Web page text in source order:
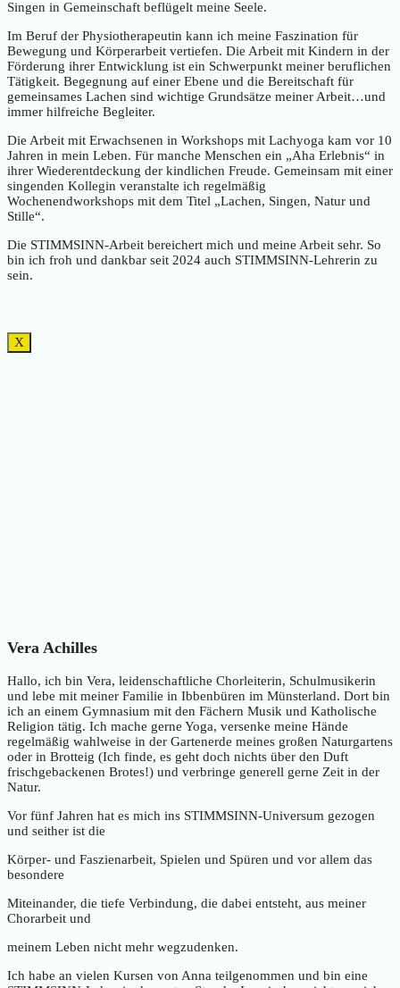
Singen in Gemeinschaft beflügelt meine Seele.
Im Beruf der Physiotherapeutin kann ich meine Faszination für
Bewegung und Körperarbeit vertiefen. Die Arbeit mit Kindern in der
Förderung ihrer Entwicklung ist ein Schwerpunkt meiner beruflichen
Tätigkeit. Begegnung auf einer Ebene und die Bereitschaft für
gemeinsames Lachen sind wichtige Grundsätze meiner Arbeit…und
immer hilfreiche Begleiter.
Die Arbeit mit Erwachsenen in Workshops mit Lachyoga kam vor 10
Jahren in mein Leben. Für manche Menschen ein „Aha Erlebnis“ in
ihrer Wiederentdeckung der kindlichen Freude. Gemeinsam mit einer
singenden Kollegin veranstalte ich regelmäßig
Wochenendworkshops mit dem Titel „Lachen, Singen, Natur und
Stille“.
Die STIMMSINN-Arbeit bereichert mich und meine Arbeit sehr. So
bin ich froh und dankbar seit 2024 auch STIMMSINN-Lehrerin zu
sein.
X
Vera Achilles
Hallo, ich bin Vera, leidenschaftliche Chorleiterin, Schulmusikerin
und lebe mit meiner Familie in Ibbenbüren im Münsterland. Dort bin
ich an einem Gymnasium mit den Fächern Musik und Katholische
Religion tätig. Ich mache gerne Yoga, versenke meine Hände
regelmäßig wahlweise in der Gartenerde meines großen Naturgartens
oder in Brotteig (Ich finde, es geht doch nichts über den Duft
frischgebackenen Brotes!) und verbringe generell gerne Zeit in der
Natur.
Vor fünf Jahren hat es mich ins STIMMSINN-Universum gezogen
und seither ist die
Körper- und Faszienarbeit, Spielen und Spüren und vor allem das
besondere
Miteinander, die tiefe Verbindung, die dabei entsteht, aus meiner
Chorarbeit und
meinem Leben nicht mehr wegzudenken.
Ich habe an vielen Kursen von Anna teilgenommen und bin eine